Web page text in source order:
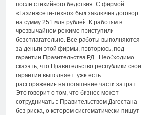
после стихийного бедствия. С фирмой
«Газинжсети-техно» был заключен договор
на сумму 251 млн рублей. К работам в
чрезвычайном режиме приступили
безотлагательно. Все работы выполняются
за деньги этой фирмы, повторюсь, под
гарантии Правительства РД. Необходимо
сказать, что Правительство республики свои
гарантии выполняет: уже есть
распоряжение на погашение части затрат.
Это говорит о том, что бизнес может
сотрудничать с Правительством Дагестана
без риска, о котором систематически пишут